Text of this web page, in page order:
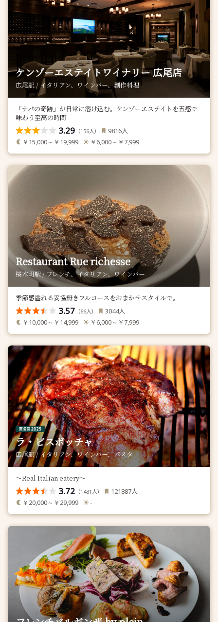
ケンゾーエステイトワイナリー 広尾店
広尾駅 / イタリアン、ワインバー、創作料理
「ナパの奇跡」が日常に溶け込む。ケンゾーエステイトを五感で
味わう至高の時間
3.29 （156人） 9816人
￥15,000～￥19,999 ￥6,000～￥7,999
Restaurant Rue richesse
桜木町駅 / フレンチ、イタリアン、ワインバー
季節感溢れる妥協無きフルコースをおまかせスタイルで。
3.57 （66人） 3044人
￥10,000～￥14,999 ￥6,000～￥7,999
ラ・ビスボッチャ
広尾駅 / イタリアン、ワインバー、パスタ
～Real Italian eatery～
3.72 （1431 人） 121887人
￥20,000～￥29,999 -